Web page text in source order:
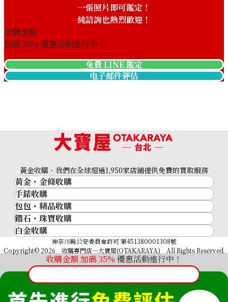
一張照片即可鑑定！
純諮詢也熱烈歡迎！
收購金額
加碼35% 優惠活動進行中！
免費 LINE 鑑定
电子邮件评估
收購金額 加碼35% 優惠活動進行中！
黃金收購、我們在全球超過1,950家店鋪提供免費的買取服務
黃金・金條收購
黃金與貴金屬
金的錠
金幣
黃金過去10年
黃金飾品
黃金戒指
黃金項鍊
手錶收購
名牌手錶
Rolex
Patek Philippe
Audemars Piguet
Vacheron Constantin
A. Lange & Söhne
Breguet
包包・精品收購
品牌精品
Cartier
LOUIS VUITTON
Hermès
CELINE
CHANEL
Fendi
鑽石・珠寶收購
鑽石･珠寶
祖母綠（翠玉）
紅寶石（紅玉）
藍寶石（蒼玉）
白金收購
神奈川縣公安委員會許可 第451380001308號
Copyright© 2026 收購專門店—大寶屋(OTAKARAYA) All Rights Reserved.